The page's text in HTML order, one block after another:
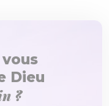
Dieu
?